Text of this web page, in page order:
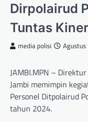
Dirpolairud
Tuntas
media polisi Agustus
JAMBI.MPN –
Jambi memimpin
Personel Ditpolairud
tahun 2024.